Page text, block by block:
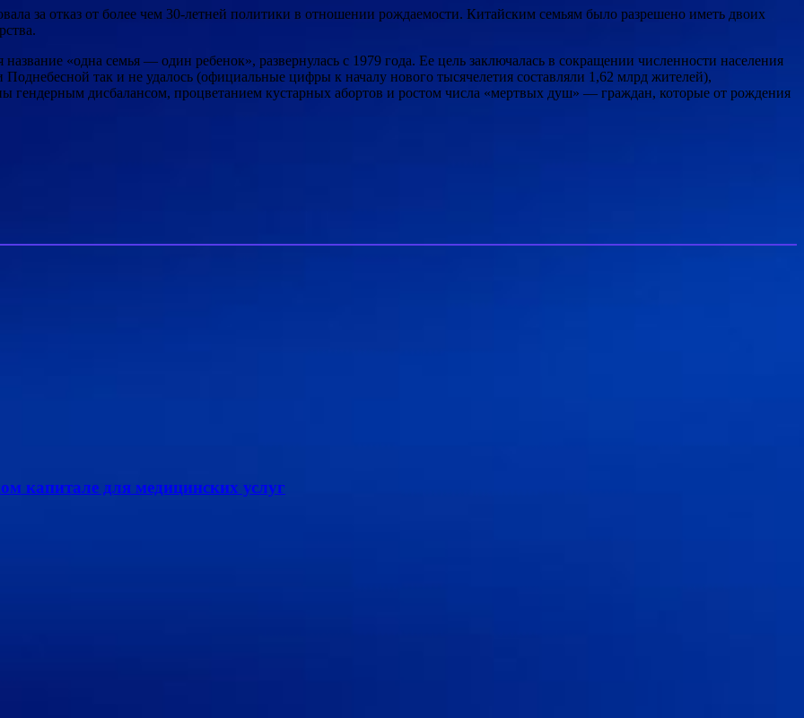
за отказ от более чем 30-летней политики в отношении рождаемости. Китайским семьям было разрешено иметь двоих
«одна семья — один ребенок», развернулась с 1979 года. Ее цель заключалась в сокращении численности населения
Поднебесной так и не удалось (официальные цифры к началу нового тысячелетия составляли 1,62 млрд жителей),
гендерным дисбалансом, процветанием кустарных абортов и ростом числа «мертвых душ» — граждан, которые от рождения
капитале для медицинских услуг